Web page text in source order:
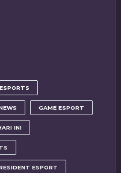
ESPORTS
GAME ESPORT
INI
ESPORT